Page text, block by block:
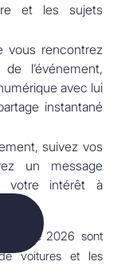
et les sujets
vous rencontrez
l’événement,
avec lui
instantané
suivez vos
un message
votre intérêt à
de 2026 sont
voitures et les